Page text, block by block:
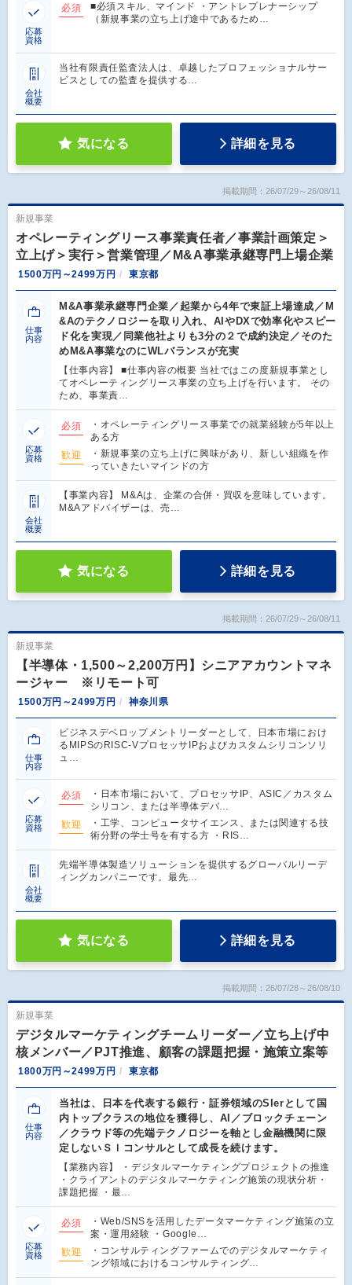
応募
資格
必須
■必須スキル、マインド ・アントレプレナーシップ
（新規事業の立ち上げ途中であるため…
会社
概要
当社有限責任監査法人は、卓越したプロフェッショナルサー
ビスとしての監査を提供する…
気になる 詳細を見る
掲載期間：26/07/29～26/08/11
新規事業
オペレーティングリース事業責任者／事業計画策定＞
立上げ＞実行＞営業管理／M&A事業承継専門上場企業
1500万円～2499万円 東京都
仕事
内容
M&A事業承継専門企業／起業から4年で東証上場達成／M
&Aのテクノロジーを取り入れ、AIやDXで効率化やスピー
ド化を実現／同業他社よりも3分の２で成約決定／そのた
めM&A事業なのにWLバランスが充実
【仕事内容】 ■仕事内容の概要 当社ではこの度新規事業とし
てオペレーティングリース事業の立ち上げを行います。 その
ため、事業責…
応募
資格
必須
・オペレーティングリース事業での就業経験が5年以上
ある方
歓迎
・新規事業の立ち上げに興味があり、新しい組織を作
っていきたいマインドの方
会社
概要
【事業内容】 M&Aは、企業の合併・買収を意味しています。
M&Aアドバイザーは、売…
気になる 詳細を見る
掲載期間：26/07/29～26/08/11
新規事業
【半導体・1,500～2,200万円】シニアアカウントマネ
ージャー ※リモート可
1500万円～2499万円 神奈川県
仕事
内容
ビジネスデベロップメントリーダーとして、日本市場におけ
るMIPSのRISC-VプロセッサIPおよびカスタムシリコンソリ
ュ…
応募
資格
必須
・日本市場において、プロセッサIP、ASIC／カスタム
シリコン、または半導体デバ…
歓迎
・工学、コンピュータサイエンス、または関連する技
術分野の学士号を有する方 ・RIS…
会社
概要
先端半導体製造ソリューションを提供するグローバルリーデ
ィングカンパニーです。最先…
気になる 詳細を見る
掲載期間：26/07/28～26/08/10
新規事業
デジタルマーケティングチームリーダー／立ち上げ中
核メンバー／PJT推進、顧客の課題把握・施策立案等
1800万円～2499万円 東京都
仕事
内容
当社は、日本を代表する銀行・証券領域のSIerとして国
内トップクラスの地位を獲得し、AI／ブロックチェーン
／クラウド等の先端テクノロジーを軸とし金融機関に限
定しないＳＩコンサルとして成長を続けます。
【業務内容】 ・デジタルマーケティングプロジェクトの推進
・クライアントのデジタルマーケティング施策の現状分析・
課題把握 ・最…
応募
資格
必須
・Web/SNSを活用したデータマーケティング施策の立
案・運用経験 ・Google…
歓迎
・コンサルティングファームでのデジタルマーケティ
ング領域におけるコンサルティング…